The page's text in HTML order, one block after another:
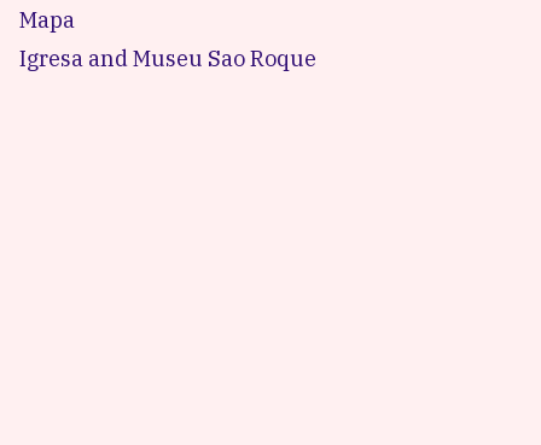
Mapa
Igresa and Museu Sao Roque